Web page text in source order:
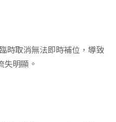
時取消無法即時補位，導致
失明顯。